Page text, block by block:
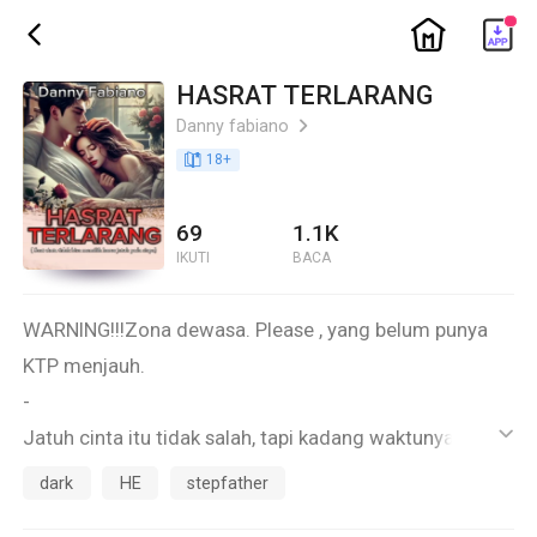
ic_back ic_home
HASRAT TERLARANG
Danny fabiano ic_arrow_right
book_age 18+
69
IKUTI
1.1K
BACA
WARNING!!!Zona dewasa. Please , yang belum punya
KTP menjauh.
-
Jatuh cinta itu tidak salah, tapi kadang waktunya saja
tidak tepat.
ic_default
dark HE stepfather